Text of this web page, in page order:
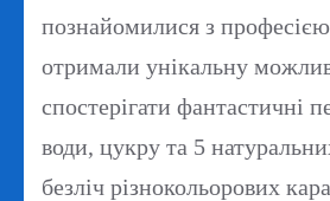
познайомилися з
отримали унікальну
спостерігати фантастичні
води, цукру та 5
безліч різнокольорових